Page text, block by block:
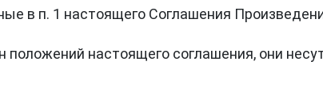
в п. 1 настоящего Соглашения
положений настоящего соглашения, они